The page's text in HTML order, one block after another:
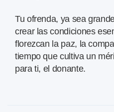
Tu ofrenda, ya sea
crear las condiciones
florezcan la paz, la
tiempo que cultiva un
para ti, el donante.